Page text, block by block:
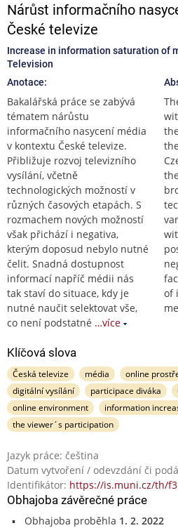
Nárůst informačního
České televize
Increase in information saturation of
Television
Anotace:
Bakalářská práce se zabývá
tématem nárůstu
informačního nasycení média
v kontextu České televize.
Přibližuje rozvoj televizního
vysílání, včetně
technologických možností v
různých časových etapách. S
rozmachem nových možností
však přichází i negativa,
kterým doposud nebylo nutné
čelit. Snadná dostupnost
informací napříč médii nás
tak staví do situace, kdy je
nutné naučit selektovat vše,
co není podstatné …více
of
Klíčová slova
Česká televize média online
digitální vysílání
participace diváka
online environment
information
the viewer´s participation
Jazyk práce: čeština
Datum vytvoření / odevzdání či
Identifikátor: https://is.muni.cz/th/
Obhajoba závěrečné práce
Obhajoba proběhla 1. 2. 2022